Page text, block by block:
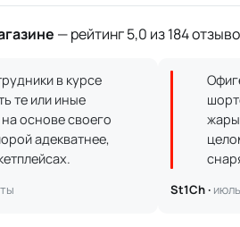
— рейтинг 5,0 из 184
в курсе
те или иные
основе своего
адекватнее,
St1Ch ·